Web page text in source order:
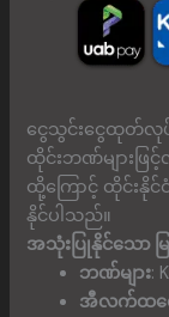
ငွေသွင်းငွေထုတ်လု
ထိုင်းဘဏ်များဖ
ထို့ကြောင့် ထိုင်းနိုင်
နိုင်ပါသည်။
အသုံးပြုနိုင်သော မ
ဘဏ်များ:
အီလက်ထရော